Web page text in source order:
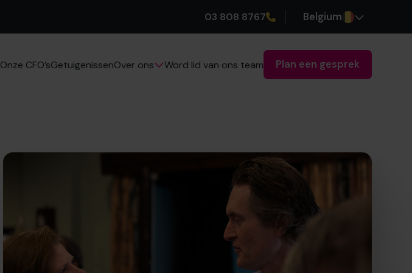
03 808 8767 Belgium
Onze CFO’sGetuigenissenOver ons Word lid van ons team Plan een gesprek